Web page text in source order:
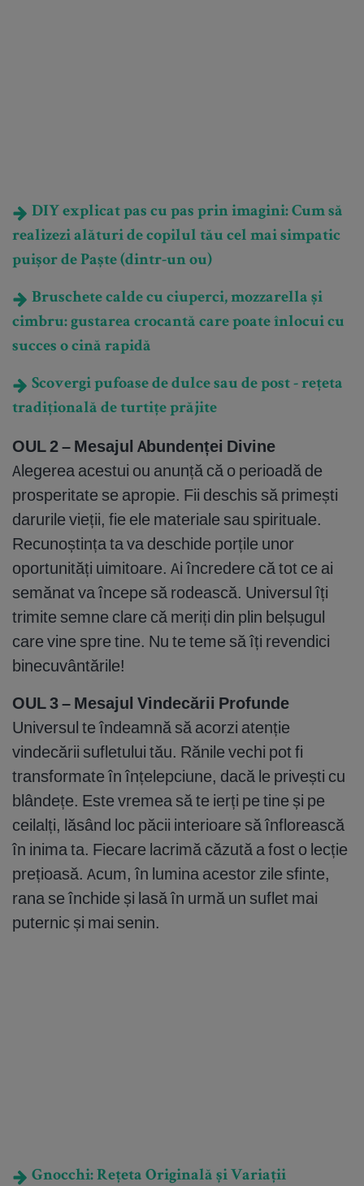
DIY explicat pas cu pas prin imagini: Cum să
realizezi alături de copilul tău cel mai simpatic
puișor de Paște (dintr-un ou)
Bruschete calde cu ciuperci, mozzarella și
cimbru: gustarea crocantă care poate înlocui cu
succes o cină rapidă
Scovergi pufoase de dulce sau de post - rețeta
tradițională de turtițe prăjite
OUL 2 – Mesajul Abundenței Divine
Alegerea acestui ou anunță că o perioadă de
prosperitate se apropie. Fii deschis să primești
darurile vieții, fie ele materiale sau spirituale.
Recunoștința ta va deschide porțile unor
oportunități uimitoare. Ai încredere că tot ce ai
semănat va începe să rodească. Universul îți
trimite semne clare că meriți din plin belșugul
care vine spre tine. Nu te teme să îți revendici
binecuvântările!
OUL 3 – Mesajul Vindecării Profunde
Universul te îndeamnă să acorzi atenție
vindecării sufletului tău. Rănile vechi pot fi
transformate în înțelepciune, dacă le privești cu
blândețe. Este vremea să te ierți pe tine și pe
ceilalți, lăsând loc păcii interioare să înflorească
în inima ta. Fiecare lacrimă căzută a fost o lecție
prețioasă. Acum, în lumina acestor zile sfinte,
rana se închide și lasă în urmă un suflet mai
puternic și mai senin.
Gnocchi: Rețeta Originală și Variații